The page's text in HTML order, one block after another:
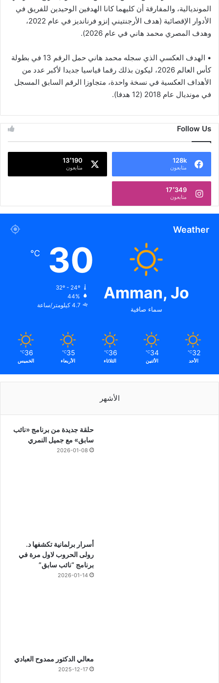
المونديالية، والمفارقة أن كليهما كانا الهدفين الوحيدين للفريق في
الأدوار الإقصائية (هدف الأرجنتيني إنزو فرنانديز في عام 2022،
وهدف المصري محمد هاني في عام 2026).
• الهدف العكسي الذي سجله محمد هاني حمل الرقم 13 في بطولة
كأس العالم 2026، ليكون بذلك رقما قياسيا جديدا لأكبر عدد من
الأهداف العكسية في نسخة واحدة، متجاوزا الرقم السابق المسجل
في مونديال عام 2018 (12 هدفا).
Follow Us
128k
متابعون
13٬190
متابعون
17٬349
متابعون
Weather
Amman, Jo
سماء صافية
30
℃
32º - 24º
44%
4.7 كيلومتر/ساعة
32
℃
الأحد
34
℃
الأثنين
36
℃
الثلاثاء
35
℃
الأربعاء
36
℃
الخميس
الأشهر
حلقة جديدة من برنامج «نائب
سابق» مع جميل النمري
2026-01-08
أسرار برلمانية تكشفها د.
رولى الحروب لاول مرة في
برنامج “نائب سابق”
2026-01-14
معالي الدكتور ممدوح العبادي
2025-12-17